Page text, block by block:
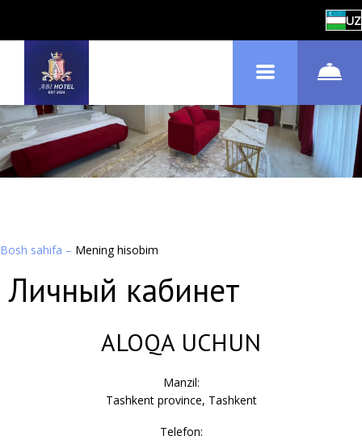
UZ
Bosh sahifa – Mening hisobim
Личный кабинет
ALOQA UCHUN
Manzil:
Tashkent province, Tashkent
Telefon: